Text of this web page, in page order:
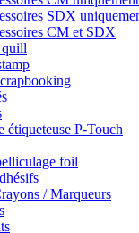
SDX
CM et SDX
étiqueteuse P-Touch
foil
/ Marqueurs